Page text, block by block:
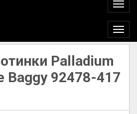
Меню
Palladium
Baggy 92478-417